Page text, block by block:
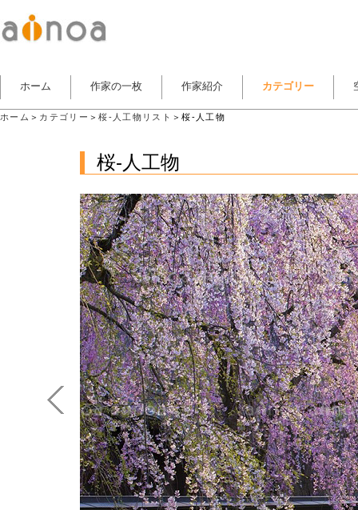
ホーム 作家の一枚 作家紹介 カテゴリー
ホーム ＞ カテゴリー ＞桜-人工物リスト ＞桜-人工物
桜-人工物